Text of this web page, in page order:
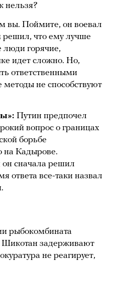
нельзя?
вы. Поймите, он воевал
решил, что ему лучше
люди горячие,
идет сложно. Но,
ответственными
не способствуют
Путин предпочел
вопрос о границах
борьбе
на Кадырове.
он сначала решил
ответа все-таки назвал
рыбокомбината
Шикотан задерживают
не реагирует,